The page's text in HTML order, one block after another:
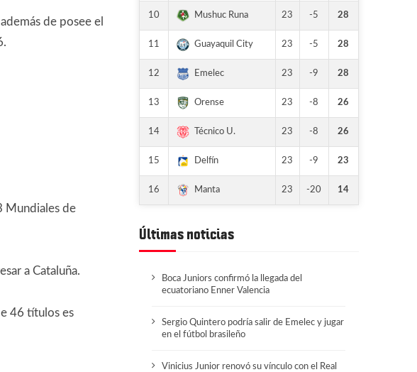
de posee el
Mundiales de
a Cataluña.
46 títulos es
10 Mushuc Runa 23 -5 28
11 Guayaquil City 23 -5 28
12 Emelec 23 -9 28
13 Orense 23 -8 26
14 Técnico U. 23 -8 26
15 Delfín 23 -9 23
16 Manta 23 -20 14
Últimas noticias
Boca Juniors confirmó la llegada del
ecuatoriano Enner Valencia
Sergio Quintero podría salir de Emelec y jugar
en el fútbol brasileño
Vinicius Junior renovó su vínculo con el Real